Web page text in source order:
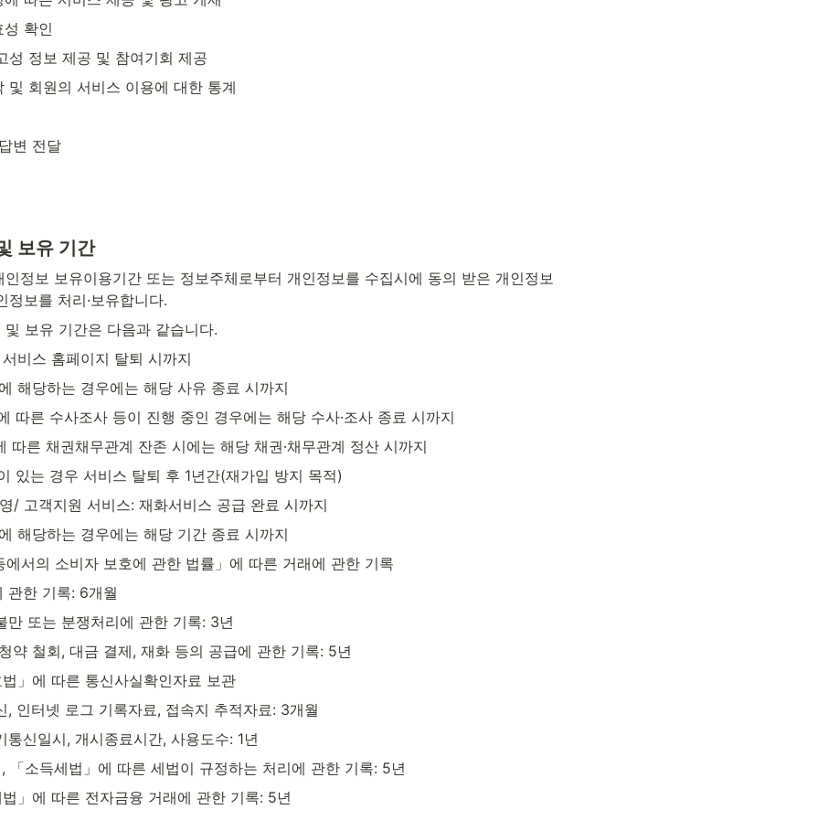
확인
성 정보 제공 및 참여기회 제공
및 회원의 서비스 이용에 대한 통계
변 전달
보유 기간
정보 보유이용기간 또는 정보주체로부터 개인정보를 수집시에 동의 받은 개인정보
정보를 처리·보유합니다.
보유 기간은 다음과 같습니다.
비스 홈페이지 탈퇴 시까지
해당하는 경우에는 해당 사유 종료 시까지
따른 수사조사 등이 진행 중인 경우에는 해당 수사·조사 종료 시까지
따른 채권채무관계 잔존 시에는 해당 채권·채무관계 정산 시까지
있는 경우 서비스 탈퇴 후 1년간(재가입 방지 목적)
/ 고객지원 서비스: 재화서비스 공급 완료 시까지
해당하는 경우에는 해당 기간 종료 시까지
에서의 소비자 보호에 관한 법률」에 따른 거래에 관한 기록
관한 기록: 6개월
만 또는 분쟁처리에 관한 기록: 3년
약 철회, 대금 결제, 재화 등의 공급에 관한 기록: 5년
」에 따른 통신사실확인자료 보관
, 인터넷 로그 기록자료, 접속지 추적자료: 3개월
통신일시, 개시종료시간, 사용도수: 1년
「소득세법」에 따른 세법이 규정하는 처리에 관한 기록: 5년
」에 따른 전자금융 거래에 관한 기록: 5년